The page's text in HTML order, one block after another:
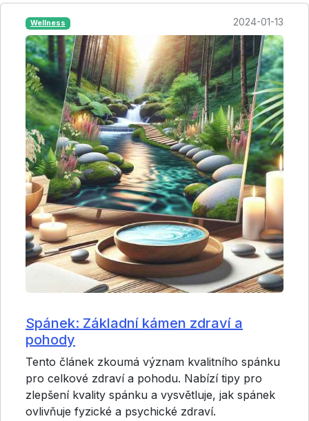
Wellness 2024-01-13
Spánek: Základní kámen zdraví a
pohody
Tento článek zkoumá význam kvalitního spánku
pro celkové zdraví a pohodu. Nabízí tipy pro
zlepšení kvality spánku a vysvětluje, jak spánek
ovlivňuje fyzické a psychické zdraví.